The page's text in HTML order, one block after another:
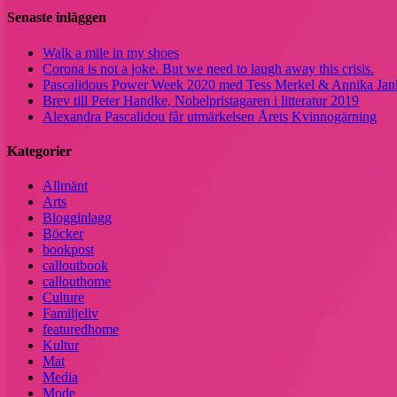
Senaste inläggen
Walk a mile in my shoes
Corona is not a joke. But we need to laugh away this crisis.
Pascalidous Power Week 2020 med Tess Merkel & Annika
Brev till Peter Handke, Nobelpristagaren i litteratur 2019
Alexandra Pascalidou får utmärkelsen Årets Kvinnogärning
Kategorier
Allmänt
Arts
Blogginlagg
Böcker
bookpost
calloutbook
callouthome
Culture
Familjeliv
featuredhome
Kultur
Mat
Media
Mode